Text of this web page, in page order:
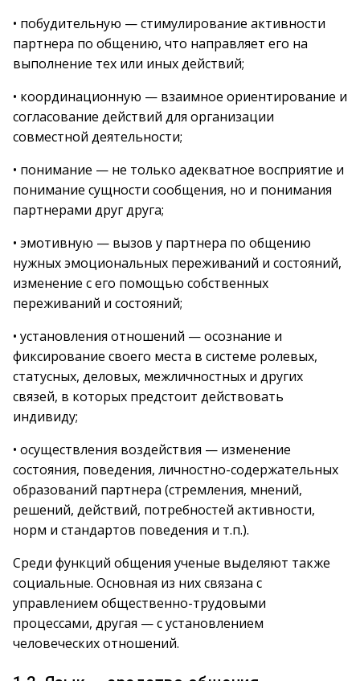
• побудительную — стимулирование активности
партнера по общению, что направляет его на
выполнение тех или иных действий;
• координационную — взаимное ориентирование и
согласование действий для организации
совместной деятельности;
• понимание — не только адекватное восприятие и
понимание сущности сообщения, но и понимания
партнерами друг друга;
• эмотивную — вызов у партнера по общению
нужных эмоциональных переживаний и состояний,
изменение с его помощью собственных
переживаний и состояний;
• установления отношений — осознание и
фиксирование своего места в системе ролевых,
статусных, деловых, межличностных и других
связей, в которых предстоит действовать
индивиду;
• осуществления воздействия — изменение
состояния, поведения, личностно-содержательных
образований партнера (стремления, мнений,
решений, действий, потребностей активности,
норм и стандартов поведения и т.п.).
Среди функций общения ученые выделяют также
социальные. Основная из них связана с
управлением общественно-трудовыми
процессами, другая — с установлением
человеческих отношений.